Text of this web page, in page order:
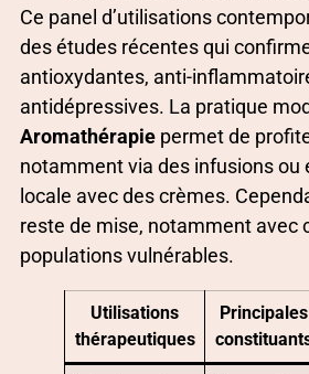
Ce panel d’utilisations
des études récentes qui
antioxydantes, anti-
antidépressives. La pratique
Aromathérapie permet de
notamment via des infusions ou
locale avec des crèmes.
reste de mise, notamment avec
populations vulnérables.
Utilisations
thérapeutiques
Principales